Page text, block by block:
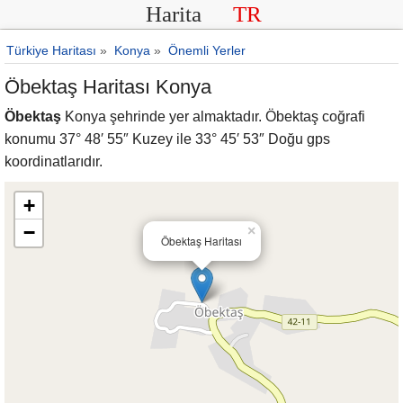
Harita TR
Türkiye Haritası » Konya » Önemli Yerler
Öbektaş Haritası Konya
Öbektaş Konya şehrinde yer almaktadır. Öbektaş coğrafi
konumu 37° 48′ 55″ Kuzey ile 33° 45′ 53″ Doğu gps
koordinatlarıdır.
Öbektaş Haritası
×
+
−